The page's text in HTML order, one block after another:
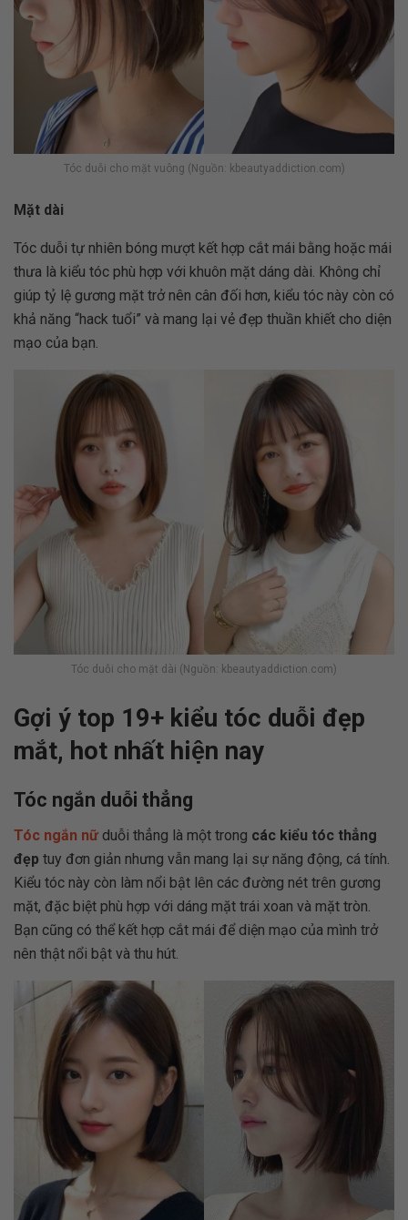
Tóc duỗi cho mặt vuông (Nguồn: kbeautyaddiction.com)
Mặt dài
Tóc duỗi tự nhiên bóng mượt kết hợp cắt mái bằng hoặc mái
thưa là kiểu tóc phù hợp với khuôn mặt dáng dài. Không chỉ
giúp tỷ lệ gương mặt trở nên cân đối hơn, kiểu tóc này còn có
khả năng “hack tuổi” và mang lại vẻ đẹp thuần khiết cho diện
mạo của bạn.
Tóc duỗi cho mặt dài (Nguồn: kbeautyaddiction.com)
Gợi ý top 19+ kiểu tóc duỗi đẹp
mắt, hot nhất hiện nay
Tóc ngắn duỗi thẳng
Tóc ngắn nữduỗi thẳng là một trong các kiểu tóc thẳng
đẹp tuy đơn giản nhưng vẫn mang lại sự năng động, cá tính.
Kiểu tóc này còn làm nổi bật lên các đường nét trên gương
mặt, đặc biệt phù hợp với dáng mặt trái xoan và mặt tròn.
Bạn cũng có thể kết hợp cắt mái để diện mạo của mình trở
nên thật nổi bật và thu hút.